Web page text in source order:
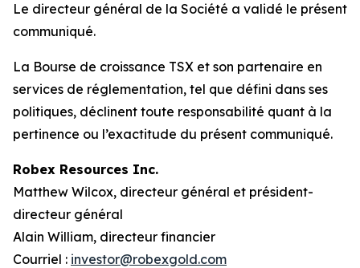
Le directeur général de la Société a validé le présent
communiqué.
La Bourse de croissance TSX et son partenaire en
services de réglementation, tel que défini dans ses
politiques, déclinent toute responsabilité quant à la
pertinence ou l’exactitude du présent communiqué.
Robex Resources Inc.
Matthew Wilcox, directeur général et président-
directeur général
Alain William, directeur financier
Courriel : investor@robexgold.com